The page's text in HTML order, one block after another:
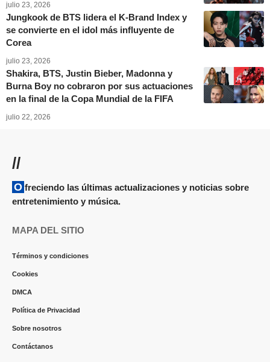
julio 23, 2026
Jungkook de BTS lidera el K-Brand Index y
se convierte en el idol más influyente de
Corea
julio 23, 2026
Shakira, BTS, Justin Bieber, Madonna y
Burna Boy no cobraron por sus actuaciones
en la final de la Copa Mundial de la FIFA
julio 22, 2026
//
Ofreciendo las últimas actualizaciones y noticias sobre
entretenimiento y música.
MAPA DEL SITIO
Términos y condiciones
Cookies
DMCA
Política de Privacidad
Sobre nosotros
Contáctanos